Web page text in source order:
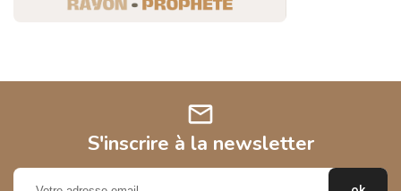
mail
S'inscrire à la newsletter